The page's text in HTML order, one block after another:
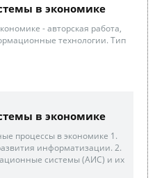
в экономике
- авторская работа,
технологии. Тип
в экономике
процессы в экономике 1.
информатизации. 2.
системы (АИС) и их